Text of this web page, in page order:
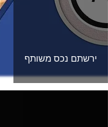
ירשתם נכס משותף